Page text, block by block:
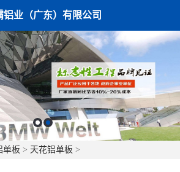
铝业（广东）有限公司
单板 > 天花铝单板 >